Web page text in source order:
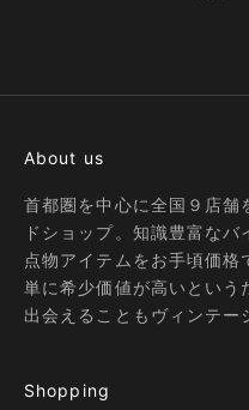
About us
首都圏を中心に全国９店舗
ドショップ。知識豊富なバ
点物アイテムをお手頃価格
単に希少価値が高いという
出会えることもヴィンテー
Shopping